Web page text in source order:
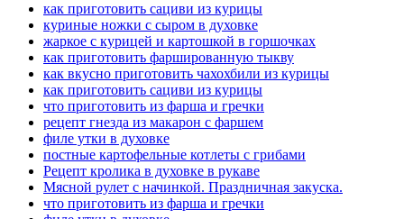
как приготовить сациви из курицы
куриные ножки с сыром в духовке
жаркое с курицей и картошкой в горшочках
как приготовить фаршированную тыкву
как вкусно приготовить чахохбили из курицы
как приготовить сациви из курицы
что приготовить из фарша и гречки
рецепт гнезда из макарон с фаршем
филе утки в духовке
постные картофельные котлеты с грибами
Рецепт кролика в духовке в рукаве
Мясной рулет с начинкой. Праздничная закуска.
что приготовить из фарша и гречки